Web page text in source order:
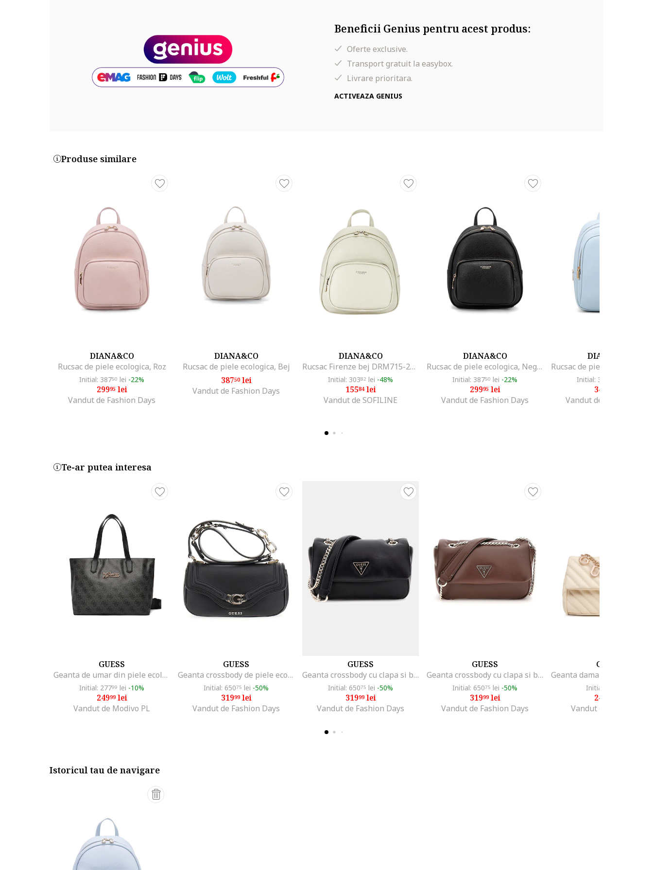
209579-LIGHT-BLUE-8067
Beneficii Genius pentru acest produs:
Oferte exclusive.
Transport gratuit la easybox.
Livrare prioritara.
ACTIVEAZA GENIUS
Produse similare
DIANA&CO
Rucsac de piele ecologica, Roz
Initial: 38750 lei -22%
29995lei
Vandut de Fashion Days
DIANA&CO
Rucsac de piele ecologica, Bej
38750lei
Vandut de Fashion Days
DIANA&CO
Rucsac Firenze bej DRM715-2PT 18 17732, Bej
Initial: 30382 lei -48%
15584lei
Vandut de SOFILINE
DIANA&CO
Rucsac de piele ecologica, Negru
Initial: 38750 lei -22%
29995lei
Vandut de Fashion Days
DIANA&CO
Initial: 392
344
Vandut de Fashion Days
Te-ar putea interesa
GUESS
Geanta de umar din piele ecologica cu model cu monograma
Initial: 27799 lei -10%
24999lei
Vandut de Modivo PL
GUESS
Geanta crossbody de piele ecologica cu clapa, Negru
Initial: 65075 lei -50%
31999lei
Vandut de Fashion Days
GUESS
Geanta crossbody cu clapa si bareta din lant, Negru
Initial: 65075 lei -50%
31999lei
Vandut de Fashion Days
GUESS
Geanta crossbody cu clapa si bareta din lant, Maro
Initial: 65075 lei -50%
31999lei
Vandut de Fashion Days
GUESS
Initial: 263
249
Vandut de Modivo PL
Istoricul tau de navigare